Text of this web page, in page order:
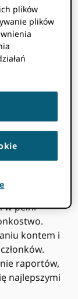
Twojej
co teraz?!
które
pełni
kontem i
raportów,
najlepszymi
plików
plików